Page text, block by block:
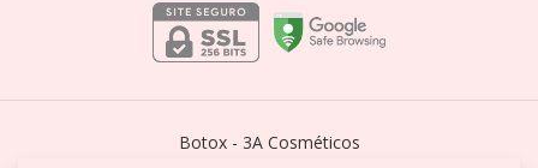
Botox- 3A Cosméticos